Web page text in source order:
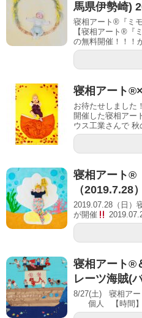
馬県伊勢崎)
寝相アート®『ミ
【寝相アート®︎『
の無料開催！！！
寝相アート
お待たせしました
開催した寝相アー
ウス工業さんで
寝相アート®
（2019.7.28
2019.07.28（日）
が開催
寝相アート®
レーツ海賊(
8/27(土) 寝相ア
個人 【時間】